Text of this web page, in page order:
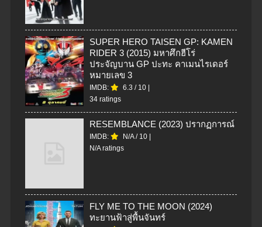
SUPER HERO TAISEN GP: KAMEN
RIDER 3 (2015) มหาศึกฮีโร่
ประจัญบาน GP ปะทะ คาเมนไรเดอร์
หมายเลข 3
IMDB: 6.3 / 10
34 ratings
RESEMBLANCE (2023) ปรากฏการณ์
IMDB: N/A/ 10
N/A ratings
FLY ME TO THE MOON (2024)
ทะยานฟ้าสู่พื้นจันทร์